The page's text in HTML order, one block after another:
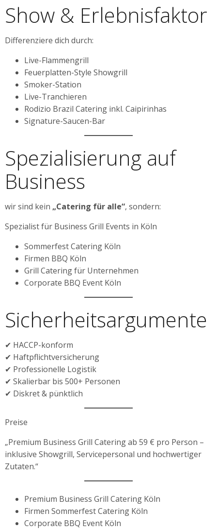
Show & Erlebnisfaktor
Differenziere dich durch:
Live-Flammengrill
Feuerplatten-Style Showgrill
Smoker-Station
Live-Tranchieren
Rodizio Brazil Catering inkl. Caipirinhas
Signature-Saucen-Bar
Spezialisierung auf
Business
wir sind kein „Catering für alle“, sondern:
Spezialist für Business Grill Events in Köln
Sommerfest Catering Köln
Firmen BBQ Köln
Grill Catering für Unternehmen
Corporate BBQ Event Köln
Sicherheitsargumente
✔ HACCP-konform
✔ Haftpflichtversicherung
✔ Professionelle Logistik
✔ Skalierbar bis 500+ Personen
✔ Diskret & pünktlich
Preise
„Premium Business Grill Catering ab 59 € pro Person –
inklusive Showgrill, Servicepersonal und hochwertiger
Zutaten.“
Premium Business Grill Catering Köln
Firmen Sommerfest Catering Köln
Corporate BBQ Event Köln